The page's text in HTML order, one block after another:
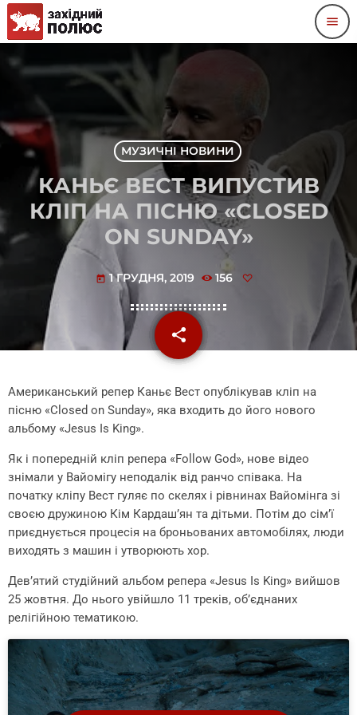
menu
МУЗИЧНІ НОВИНИ
КАНЬЄ ВЕСТ ВИПУСТИВ
КЛІП НА ПІСНЮ «CLOSED
ON SUNDAY»
today 1 ГРУДНЯ, 2019 156
share
email
Американський репер Каньє Вест опублікував кліп на
пісню «Closed on Sunday», яка входить до його нового
альбому «Jesus Is King».
Як і попередній кліп репера «Follow God», нове відео
знімали у Вайомігу неподалік від ранчо співака. На
початку кліпу Вест гуляє по скелях і рівнинах Вайомінга зі
своєю дружиною Кім Кардаш’ян та дітьми. Потім до сім’ї
приєднується процесія на броньованих автомобілях, люди
виходять з машин і утворюють хор.
Дев’ятий студійний альбом репера «Jesus Is King» вийшов
25 жовтня. До нього увійшло 11 треків, об’єднаних
релігійною тематикою.